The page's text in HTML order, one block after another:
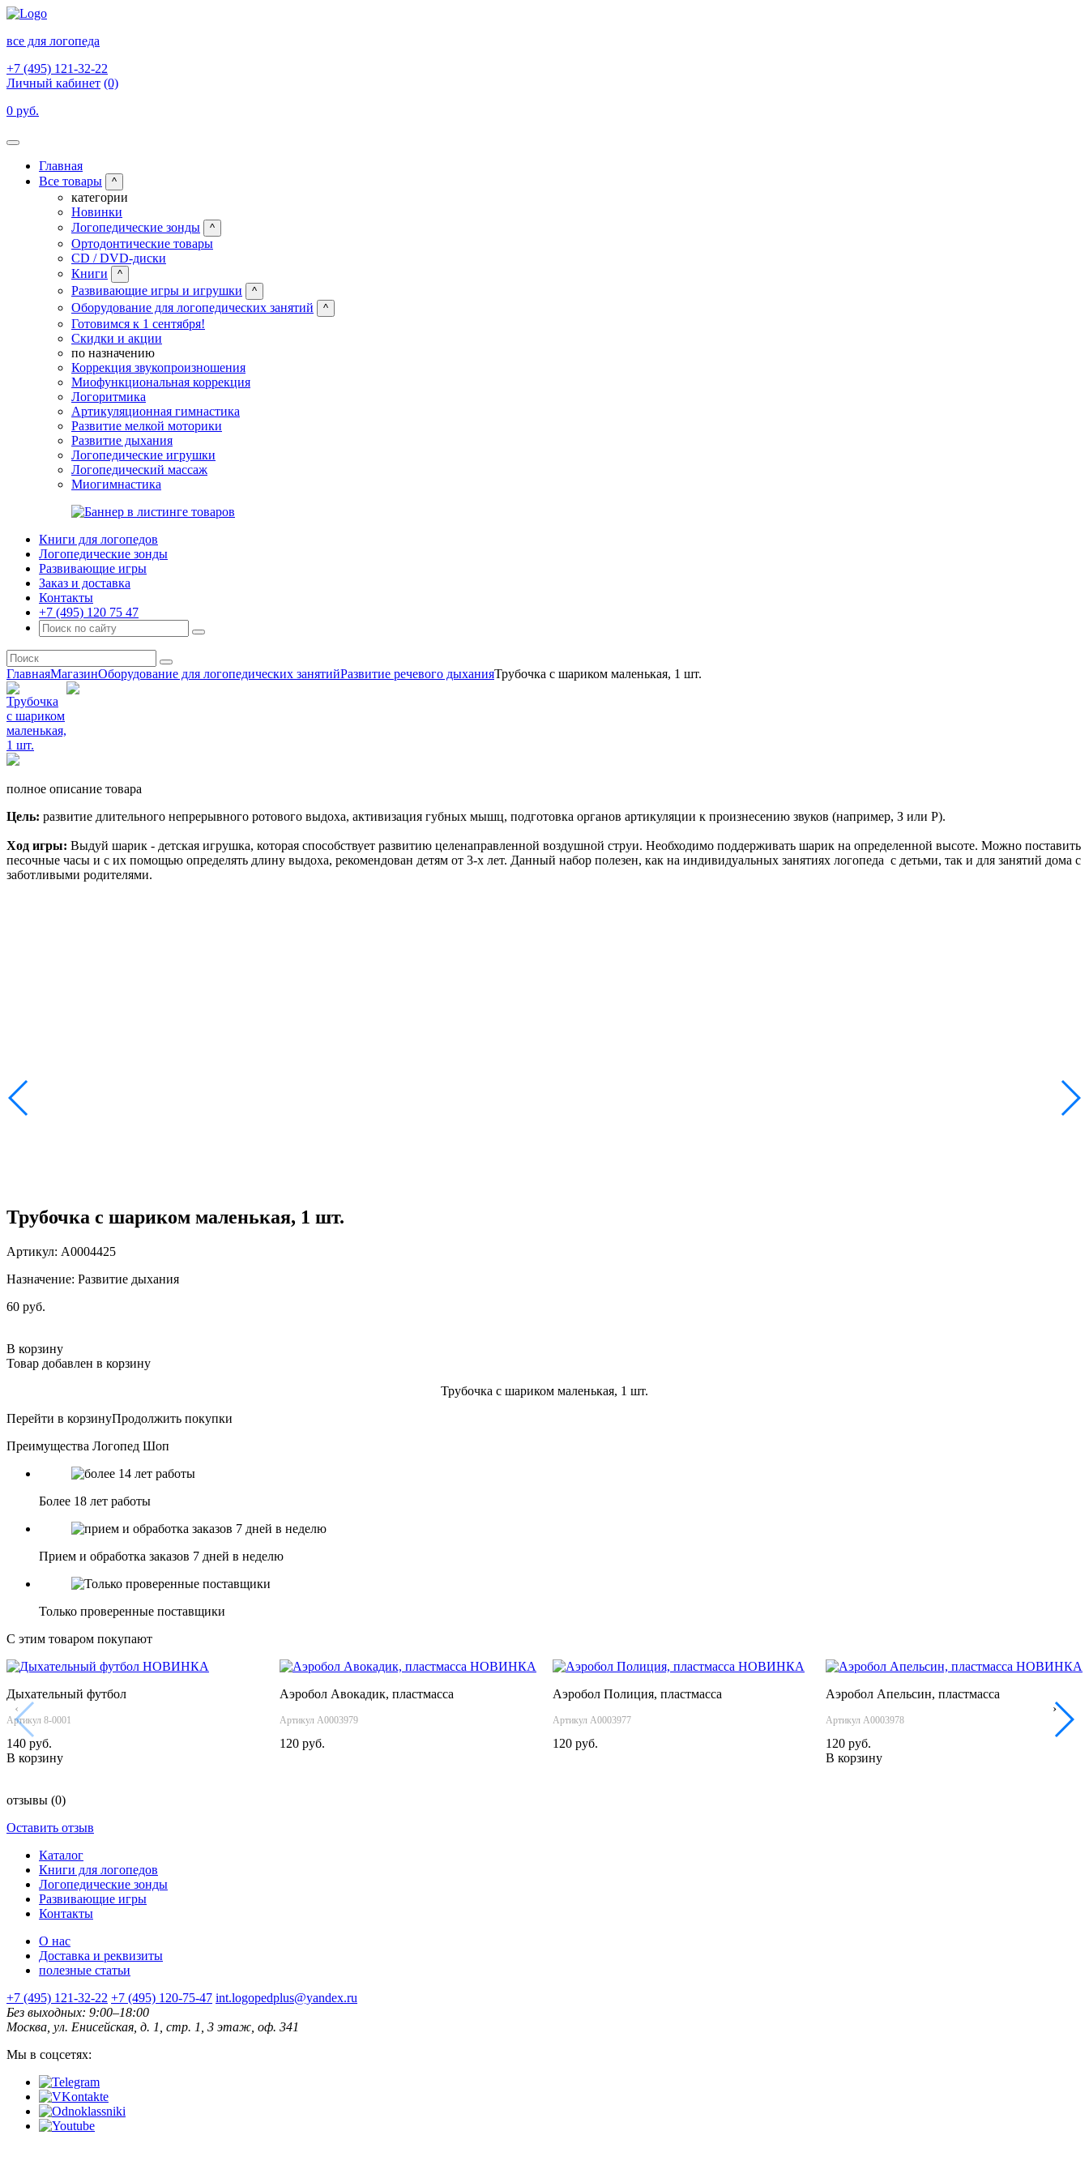
все для логопеда
+7 (495) 121-32-22
Личный кабинет (0)
0 руб.
Главная
Все товары
^
категории
Новинки
Логопедические зонды
^
Ортодонтические товары
CD / DVD-диски
Книги
^
Развивающие игры и игрушки ^
Оборудование для логопедических занятий ^
Готовимся к 1 сентября!
Скидки и акции
по назначению
Коррекция звукопроизношения
Миофункциональная коррекция
Логоритмика
Артикуляционная гимнастика
Развитие мелкой моторики
Развитие дыхания
Логопедические игрушки
Логопедический массаж
Миогимнастика
Книги для логопедов
Логопедические зонды
Развивающие игры
Заказ и доставка
Контакты
+7 (495) 120 75 47
ГлавнаяМагазинОборудование для логопедических занятийРазвитие речевого дыханияТрубочка с шариком маленькая, 1 шт.
полное описание товара
Цель: развитие длительного непрерывного ротового выдоха, активизация губных мышц, подготовка органов артикуляции к произнесению звуков (например, З или Р).
Ход игры: Выдуй шарик - детская игрушка, которая способствует развитию целенаправленной воздушной струи. Необходимо поддерживать шарик на определенной высоте. Можно поставить
песочные часы и с их помощью определять длину выдоха, рекомендован детям от 3-х лет. Данный набор полезен, как на индивидуальных занятиях логопеда с детьми, так и для занятий дома с
заботливыми родителями.
Трубочка с шариком маленькая, 1 шт.
Артикул: А0004425
Назначение: Развитие дыхания
60 руб.
В корзину
Товар добавлен в корзину
Трубочка с шариком маленькая, 1 шт.
Перейти в корзинуПродолжить покупки
Преимущества Логопед Шоп
Более 18 лет работы
Прием и обработка заказов 7 дней в неделю
Только проверенные поставщики
С этим товаром покупают
НОВИНКА
Дыхательный футбол
Артикул 8-0001
140 руб.
В корзину
НОВИНКА
Аэробол Авокадик, пластмасса
Артикул А0003979
120 руб.
НОВИНКА
Аэробол Полиция, пластмасса
Артикул А0003977
120 руб.
НОВИНКА
Аэробол Апельсин, пластмасса
Артикул А0003978
120 руб.
В корзину
‹ ›
отзывы (0)
Оставить отзыв
Каталог
Книги для логопедов
Логопедические зонды
Развивающие игры
Контакты
О нас
Доставка и реквизиты
полезные статьи
+7 (495) 121-32-22 +7 (495) 120-75-47 int.logopedplus@yandex.ru
Без выходных: 9:00–18:00
Москва, ул. Енисейская, д. 1, стр. 1, 3 этаж, оф. 341
Мы в соцсетях: